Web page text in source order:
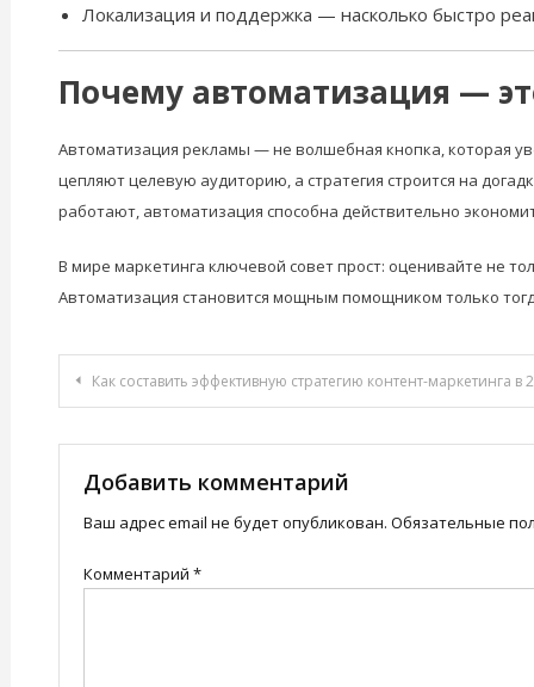
Локализация и поддержка — насколько быстро
Почему автоматизация —
Автоматизация рекламы — не волшебная кнопка, которая
цепляют целевую аудиторию, а стратегия строится на
работают, автоматизация способна действительно
В мире маркетинга ключевой совет прост: оценивайте не
Автоматизация становится мощным помощником только
Навигация
по
записям
Как составить эффективную стратегию контент-маркетинга в
Добавить комментарий
Ваш адрес email не будет опубликован. Обязательные
Комментарий *